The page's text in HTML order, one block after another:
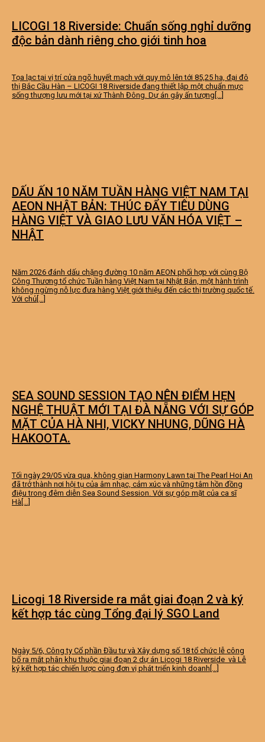
LICOGI 18 Riverside: Chuẩn sống nghỉ dưỡng
độc bản dành riêng cho giới tinh hoa
Tọa lạc tại vị trí cửa ngõ huyết mạch với quy mô lên tới 85,25 ha, đại đô
thị Bắc Cầu Hàn – LICOGI 18 Riverside đang thiết lập một chuẩn mực
sống thượng lưu mới tại xứ Thành Đông. Dự án gây ấn tượng[...]
DẤU ẤN 10 NĂM TUẦN HÀNG VIỆT NAM TẠI
AEON NHẬT BẢN: THÚC ĐẨY TIÊU DÙNG
HÀNG VIỆT VÀ GIAO LƯU VĂN HÓA VIỆT –
NHẬT
Năm 2026 đánh dấu chặng đường 10 năm AEON phối hợp với cùng Bộ
Công Thương tổ chức Tuần hàng Việt Nam tại Nhật Bản, một hành trình
không ngừng nỗ lực đưa hàng Việt giới thiệu đến các thị trường quốc tế.
Với chủ[...]
SEA SOUND SESSION TẠO NÊN ĐIỂM HẸN
NGHỆ THUẬT MỚI TẠI ĐÀ NẴNG VỚI SỰ GÓP
MẶT CỦA HÀ NHI, VICKY NHUNG, DŨNG HÀ
HAKOOTA.
Tối ngày 29/05 vừa qua, không gian Harmony Lawn tại The Pearl Hoi An
đã trở thành nơi hội tụ của âm nhạc, cảm xúc và những tâm hồn đồng
điệu trong đêm diễn Sea Sound Session. Với sự góp mặt của ca sĩ
Hà[...]
Licogi 18 Riverside ra mắt giai đoạn 2 và ký
kết hợp tác cùng Tổng đại lý SGO Land
Ngày 5/6, Công ty Cổ phần Đầu tư và Xây dựng số 18 tổ chức lễ công
bố ra mắt phân khu thuộc giai đoạn 2 dự án Licogi 18 Riverside và Lễ
ký kết hợp tác chiến lược cùng đơn vị phát triển kinh doanh[...]